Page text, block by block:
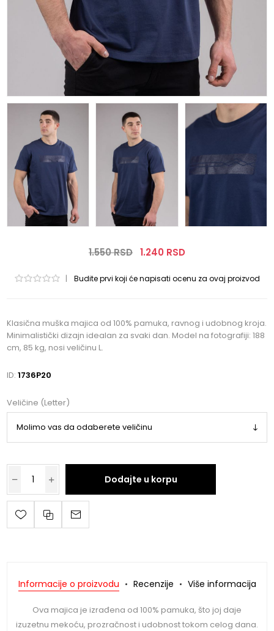
1.550 RSD 1.240 RSD
| Budite prvi koji će napisati ocenu za ovaj proizvod
Klasična muška majica od 100% pamuka, ravnog i udobnog kroja.
Minimalistički dizajn idealan za svaki dan. Model na fotografiji: 188
cm, 85 kg, nosi veličinu L.
ID: 1736P20
Veličine (Letter)
Dodajte u korpu
Informacije o proizvodu Recenzije Više informacija
Ova majica je izrađena od 100% pamuka, što joj daje
izuzetnu mekoću, prozračnost i udobnost tokom celog dana.